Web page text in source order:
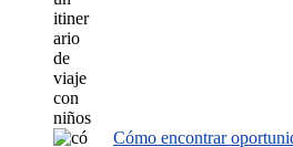
Cómo encontrar